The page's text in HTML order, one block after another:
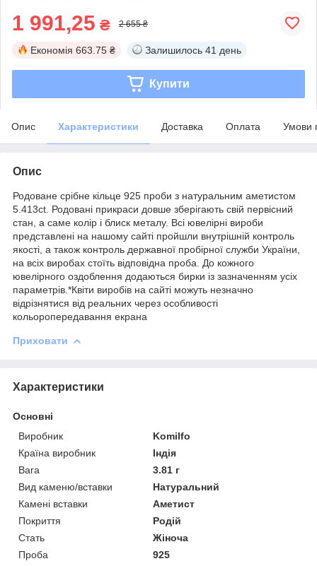
1 991,25 ₴ 2 655 ₴
Економія 663.75 ₴ Залишилось 41 день
Купити
Опис Характеристики Доставка Оплата Умови
Опис
Родоване срібне кільце 925 проби з натуральним аметистом
5.413ct. Родовані прикраси довше зберігають свій первісний
стан, а саме колір і блиск металу. Всі ювелірні вироби
представлені на нашому сайті пройшли внутрішній контроль
якості, а також контроль державної пробірної служби України,
на всіх виробах стоїть відповідна проба. До кожного
ювелірного оздоблення додаються бирки із зазначенням усіх
параметрів.*Квіти виробів на сайті можуть незначно
відрізнятися від реальних через особливості
кольоропередавання екрана
Приховати
Характеристики
Основні
Виробник
Komilfo
Країна виробник
Індія
Вага
3.81 г
Вид каменю/вставки
Натуральний
Камені вставки
Аметист
Покриття
Родій
Стать
Жіноча
Проба
925